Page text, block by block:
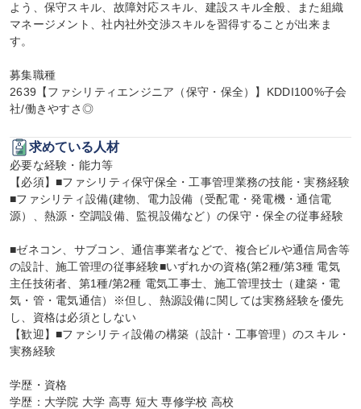
よう、保守スキル、故障対応スキル、建設スキル全般、また組織
マネージメント、社内社外交渉スキルを習得することが出来ま
す。
募集職種
2639【ファシリティエンジニア（保守・保全）】KDDI100%子会
社/働きやすさ◎
求めている人材
必要な経験・能力等
【必須】■ファシリティ保守保全・工事管理業務の技能・実務経験
■ファシリティ設備(建物、電力設備（受配電・発電機・通信電
源）、熱源・空調設備、監視設備など）の保守・保全の従事経験
■ゼネコン、サブコン、通信事業者などで、複合ビルや通信局舎等
の設計、施工管理の従事経験■いずれかの資格(第2種/第3種 電気
主任技術者、第1種/第2種 電気工事士、施工管理技士（建築・電
気・管・電気通信）※但し、熱源設備に関しては実務経験を優先
し、資格は必須としない
【歓迎】■ファシリティ設備の構築（設計・工事管理）のスキル・
実務経験
学歴・資格
学歴：大学院 大学 高専 短大 専修学校 高校